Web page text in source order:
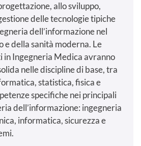
allo sviluppo,
delle tecnologie tipiche
dell’informazione nel
e della sanità moderna. Le
in Ingegneria Medica avranno
nelle discipline di base, tra
statistica, fisica e
specifiche nei principali
dell’informazione: ingegneria
informatica, sicurezza e